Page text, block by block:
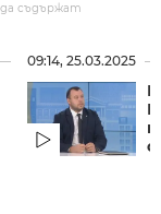
съдържат
09:14, 25.03.2025